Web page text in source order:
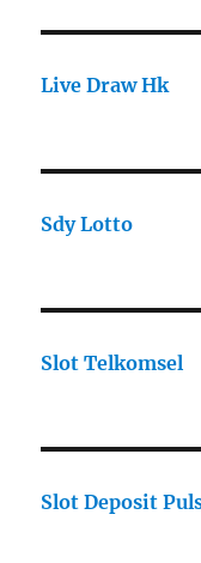
Live Draw Hk
Sdy Lotto
Slot Telkomsel
Slot Deposit